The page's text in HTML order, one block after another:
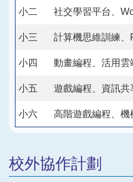
小二 社交學習平台、
小三 計算機思維訓練
小四 動畫編程、活用雲
小五 遊戲編程、資訊共
小六 高階遊戲編程、機
校外協作計劃